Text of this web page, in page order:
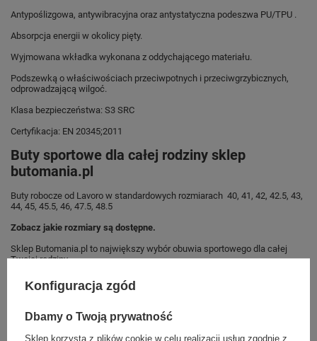
Antypoślizgowa, antywibracyjna oraz antystatyczna podeszwa PU/TPU .
Absorpcja energii w okolicy pięty.
Wyjmowana wkładka wykonana z oddychającego materiału.
Podszewką o właściwościach przeciwpotnych i przeciwgrzybicznych,
odprowadzającą wilgoć.
Klasa bezpieczeństwa: S3 SRC
Certyfikacja: EN 20345;2011
Buty sportowe dla całej rodziny sklep
butomania.pl
Buty robocze od Lavoro w standardowych rozmiarach 40, 41, 42, 42.5, 43,
44, 45, 45.5, 46, 47.5, 48.5
Zobacz jakie rozmiary są dostępne.
Sklep Butomania.pl to największy wybór obuwia sportowego dla całej
Twojej rodziny.
Kupując w naszym sklepie internetowym masz gwarancję, że towar jest
oryginalny i pochodzi z oficjalnej sieci dystrybucyjnej.
W ciągu 30 dni możesz dokonać zwrotu bądź wymiany towaru bez
podania przyczyny.
Konfiguracja zgód
Dbamy o Twoją prywatność
Sklep korzysta z plików cookie w celu realizacji usług zgodnie z